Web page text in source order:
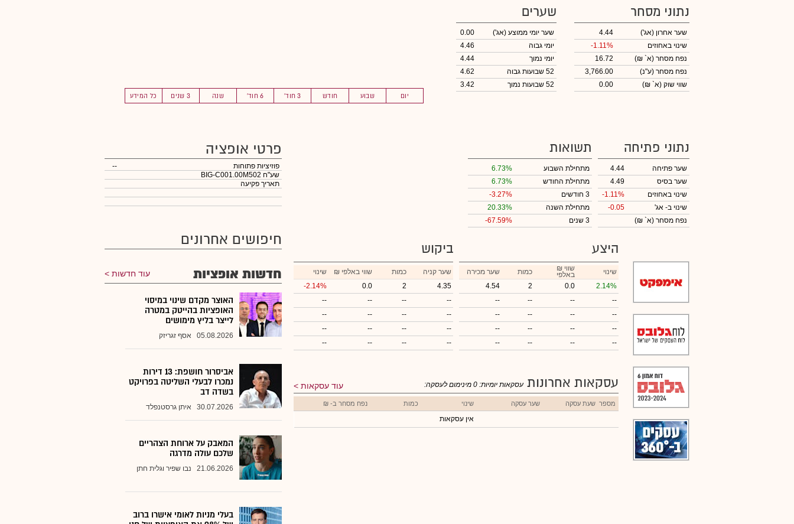
יום שבוע חודש 3 חוד' 6 חוד' שנה 3 שנים כל המידע
נתוני מסחר
שער אחרון (אג')
4.44
שינוי באחוזים
-1.11%
נפח מסחר (א` ₪)
16.72
נפח מסחר (ע"נ)
3,766.00
שווי שוק (א` ₪) 0.00
שערים
שער יומי ממוצע (אג')
0.00
יומי גבוה
4.46
יומי נמוך
4.44
52 שבועות גבוה
4.62
52 שבועות נמוך
3.42
נתוני פתיחה
שער פתיחה
4.44
שער בסיס
4.49
שינוי באחוזים
-1.11%
שינוי ב- אג'
-0.05
נפח מסחר (א` ₪)
תשואות
מתחילת השבוע
6.73%
מתחילת החודש
6.73%
3 חודשים
-3.27%
מתחילת השנה
20.33%
3 שנים
-67.59%
היצע
שינוי ₪ שווי
באלפי כמות
שער מכירה
2.14%
0.0
2
4.54
--
--
--
--
--
--
--
--
--
--
--
--
--
--
--
--
ביקוש
שער קניה כמות ₪ שווי באלפי
שינוי
4.35
2
0.0
-2.14%
--
--
--
--
--
--
--
--
--
--
--
--
--
--
--
--
עסקאות אחרונות עוד עסקאות עסקאות יומיות: 0 מינימום לעסקה:
מספר שעת עסקה שער עסקה שינוי כמות נפח מסחר ב- ₪
אין עסקאות
פרטי אופציה
פוזיציות פתוחות
--
שע"ח BIG-C001.00M502
תאריך פקיעה
חיפושים אחרונים
חדשות אופציות עוד חדשות
האוצר מקדם שינוי במיסוי
האופציות בהייטק במטרה
לייצר בליץ מימושים
05.08.2026 אסף זגריזק
אביסרור חושפת: 13 דירות
נמכרו לבעלי השליטה בפרויקט
בשדה דב
30.07.2026 איתן גרסטנפלד
המאבק על ארוחת הצהריים
שלכם עולה מדרגה
21.06.2026 נבו שפיר וגלית חתן
בעלי מניות לאומי אישרו ברוב